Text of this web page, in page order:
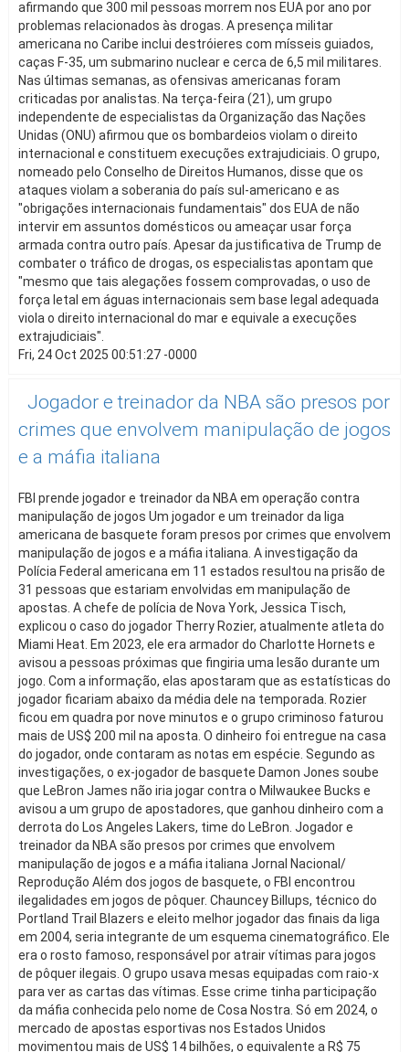
afirmando que 300 mil pessoas morrem nos EUA por ano por
problemas relacionados às drogas. A presença militar
americana no Caribe inclui destróieres com mísseis guiados,
caças F-35, um submarino nuclear e cerca de 6,5 mil militares.
Nas últimas semanas, as ofensivas americanas foram
criticadas por analistas. Na terça-feira (21), um grupo
independente de especialistas da Organização das Nações
Unidas (ONU) afirmou que os bombardeios violam o direito
internacional e constituem execuções extrajudiciais. O grupo,
nomeado pelo Conselho de Direitos Humanos, disse que os
ataques violam a soberania do país sul-americano e as
"obrigações internacionais fundamentais" dos EUA de não
intervir em assuntos domésticos ou ameaçar usar força
armada contra outro país. Apesar da justificativa de Trump de
combater o tráfico de drogas, os especialistas apontam que
"mesmo que tais alegações fossem comprovadas, o uso de
força letal em águas internacionais sem base legal adequada
viola o direito internacional do mar e equivale a execuções
extrajudiciais".
Fri, 24 Oct 2025 00:51:27 -0000
Jogador e treinador da NBA são presos por
crimes que envolvem manipulação de jogos
e a máfia italiana
FBI prende jogador e treinador da NBA em operação contra
manipulação de jogos Um jogador e um treinador da liga
americana de basquete foram presos por crimes que envolvem
manipulação de jogos e a máfia italiana. A investigação da
Polícia Federal americana em 11 estados resultou na prisão de
31 pessoas que estariam envolvidas em manipulação de
apostas. A chefe de polícia de Nova York, Jessica Tisch,
explicou o caso do jogador Therry Rozier, atualmente atleta do
Miami Heat. Em 2023, ele era armador do Charlotte Hornets e
avisou a pessoas próximas que fingiria uma lesão durante um
jogo. Com a informação, elas apostaram que as estatísticas do
jogador ficariam abaixo da média dele na temporada. Rozier
ficou em quadra por nove minutos e o grupo criminoso faturou
mais de US$ 200 mil na aposta. O dinheiro foi entregue na casa
do jogador, onde contaram as notas em espécie. Segundo as
investigações, o ex-jogador de basquete Damon Jones soube
que LeBron James não iria jogar contra o Milwaukee Bucks e
avisou a um grupo de apostadores, que ganhou dinheiro com a
derrota do Los Angeles Lakers, time do LeBron. Jogador e
treinador da NBA são presos por crimes que envolvem
manipulação de jogos e a máfia italiana Jornal Nacional/
Reprodução Além dos jogos de basquete, o FBI encontrou
ilegalidades em jogos de pôquer. Chauncey Billups, técnico do
Portland Trail Blazers e eleito melhor jogador das finais da liga
em 2004, seria integrante de um esquema cinematográfico. Ele
era o rosto famoso, responsável por atrair vítimas para jogos
de pôquer ilegais. O grupo usava mesas equipadas com raio-x
para ver as cartas das vítimas. Esse crime tinha participação
da máfia conhecida pelo nome de Cosa Nostra. Só em 2024, o
mercado de apostas esportivas nos Estados Unidos
movimentou mais de US$ 14 bilhões, o equivalente a R$ 75